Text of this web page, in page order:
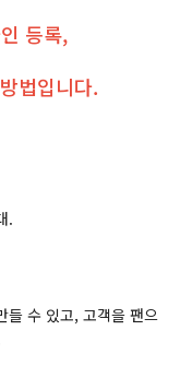
등록,
법입니다.
.
들 수 있고, 고객을 팬으